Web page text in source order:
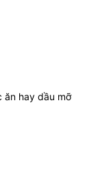
ăn hay dầu mỡ